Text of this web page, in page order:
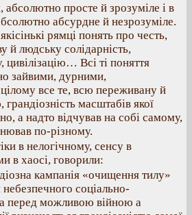
абсолютно просте й зрозуміле і в
абсурдне й незрозуміле.
рямці понять про честь,
й людську солідарність,
цивілізацію… Всі ті поняття
зайвими, дурними,
все те, всю переживану й
масштабів якої
а надто відчував на собі самому,
по-різному.
в нелогічному, сенсу в
в хаосі, говорили:
кампанія «очищення тилу»
соціально-
перед можливою війною а